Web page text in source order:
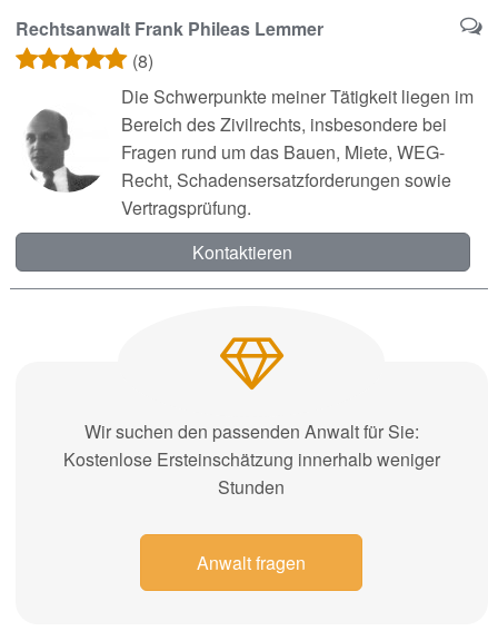
Rechtsanwalt Frank Phileas Lemmer
(8)
Die Schwerpunkte meiner Tätigkeit liegen im
Bereich des Zivilrechts, insbesondere bei
Fragen rund um das Bauen, Miete, WEG-
Recht, Schadensersatzforderungen sowie
Vertragsprüfung.
Kontaktieren
Wir suchen den passenden Anwalt für Sie:
Kostenlose Ersteinschätzung innerhalb weniger
Stunden
Anwalt fragen